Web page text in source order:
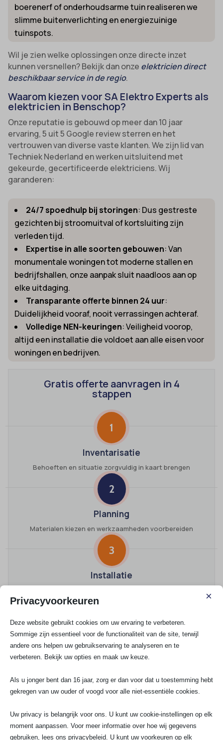
boerenerf of onderhoudsarme tuin realiseren we
slimme buitenverlichting en energiezuinige
tuinspots.
Wil je zien welke oplossingen onze directe inzet
kunnen versnellen? Bekijk dan onze elektricien direct
beschikbaar service in de regio.
Waarom kiezen voor SA Elektro Experts als
elektricien in Benschop?
Onze reputatie is gebouwd op meer dan 10 jaar
ervaring, 5 uit 5 Google review sterren en het
vertrouwen van diverse vaste klanten. We zijn lid van
Techniek Nederland en werken uitsluitend met
gekeurde, gecertificeerde elektriciens. Wij
garanderen:
24/7 spoedhulp bij storingen: Dus gestreste
gezichten bij stroomuitval of kortsluiting zijn
verleden tijd.
Expertise in alle soorten gebouwen: Van
monumentale woningen tot moderne stallen en
bedrijfshallen, onze aanpak sluit naadloos aan op
elke uitdaging.
Transparante offerte binnen 24 uur:
Duidelijkheid vooraf, nooit verrassingen achteraf.
Volledige NEN-keuringen: Veiligheid voorop,
altijd een installatie die voldoet aan alle eisen voor
woningen en bedrijven.
Gratis offerte aanvragen in 4
stappen
1
Inventarisatie
Behoeften en situatie zorgvuldig in kaart brengen
2
Planning
Materialen kiezen en werkzaamheden voorbereiden
3
Installatie
Oplevering
Controle uitvoeren en resultaat opleveren
Kosten, garantie en zekerheid bij elektra in
Benschop
een kerninstallatie in huis of bedrijf gaat. Elke klus is
uniek, niet alleen qua omvang maar ook qua benodigde
Privacyvoorkeuren ×
Deze website gebruikt cookies om uw ervaring te verbeteren.
Sommige zijn essentieel voor de functionaliteit van de site, terwijl
andere ons helpen uw gebruikservaring te analyseren en te
verbeteren. Bekijk uw opties en maak uw keuze.
Als u jonger bent dan 16 jaar, zorg er dan voor dat u toestemming hebt
gekregen van uw ouder of voogd voor alle niet-essentiële cookies.
Uw privacy is belangrijk voor ons. U kunt uw cookie-instellingen op elk
moment aanpassen. Voor meer informatie over hoe wij gegevens
gebruiken, lees ons privacybeleid. U kunt uw voorkeuren op elk